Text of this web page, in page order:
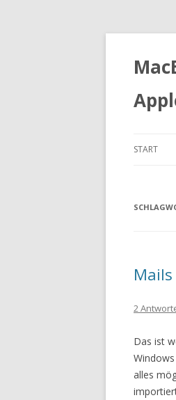
START
2
Das ist
alles